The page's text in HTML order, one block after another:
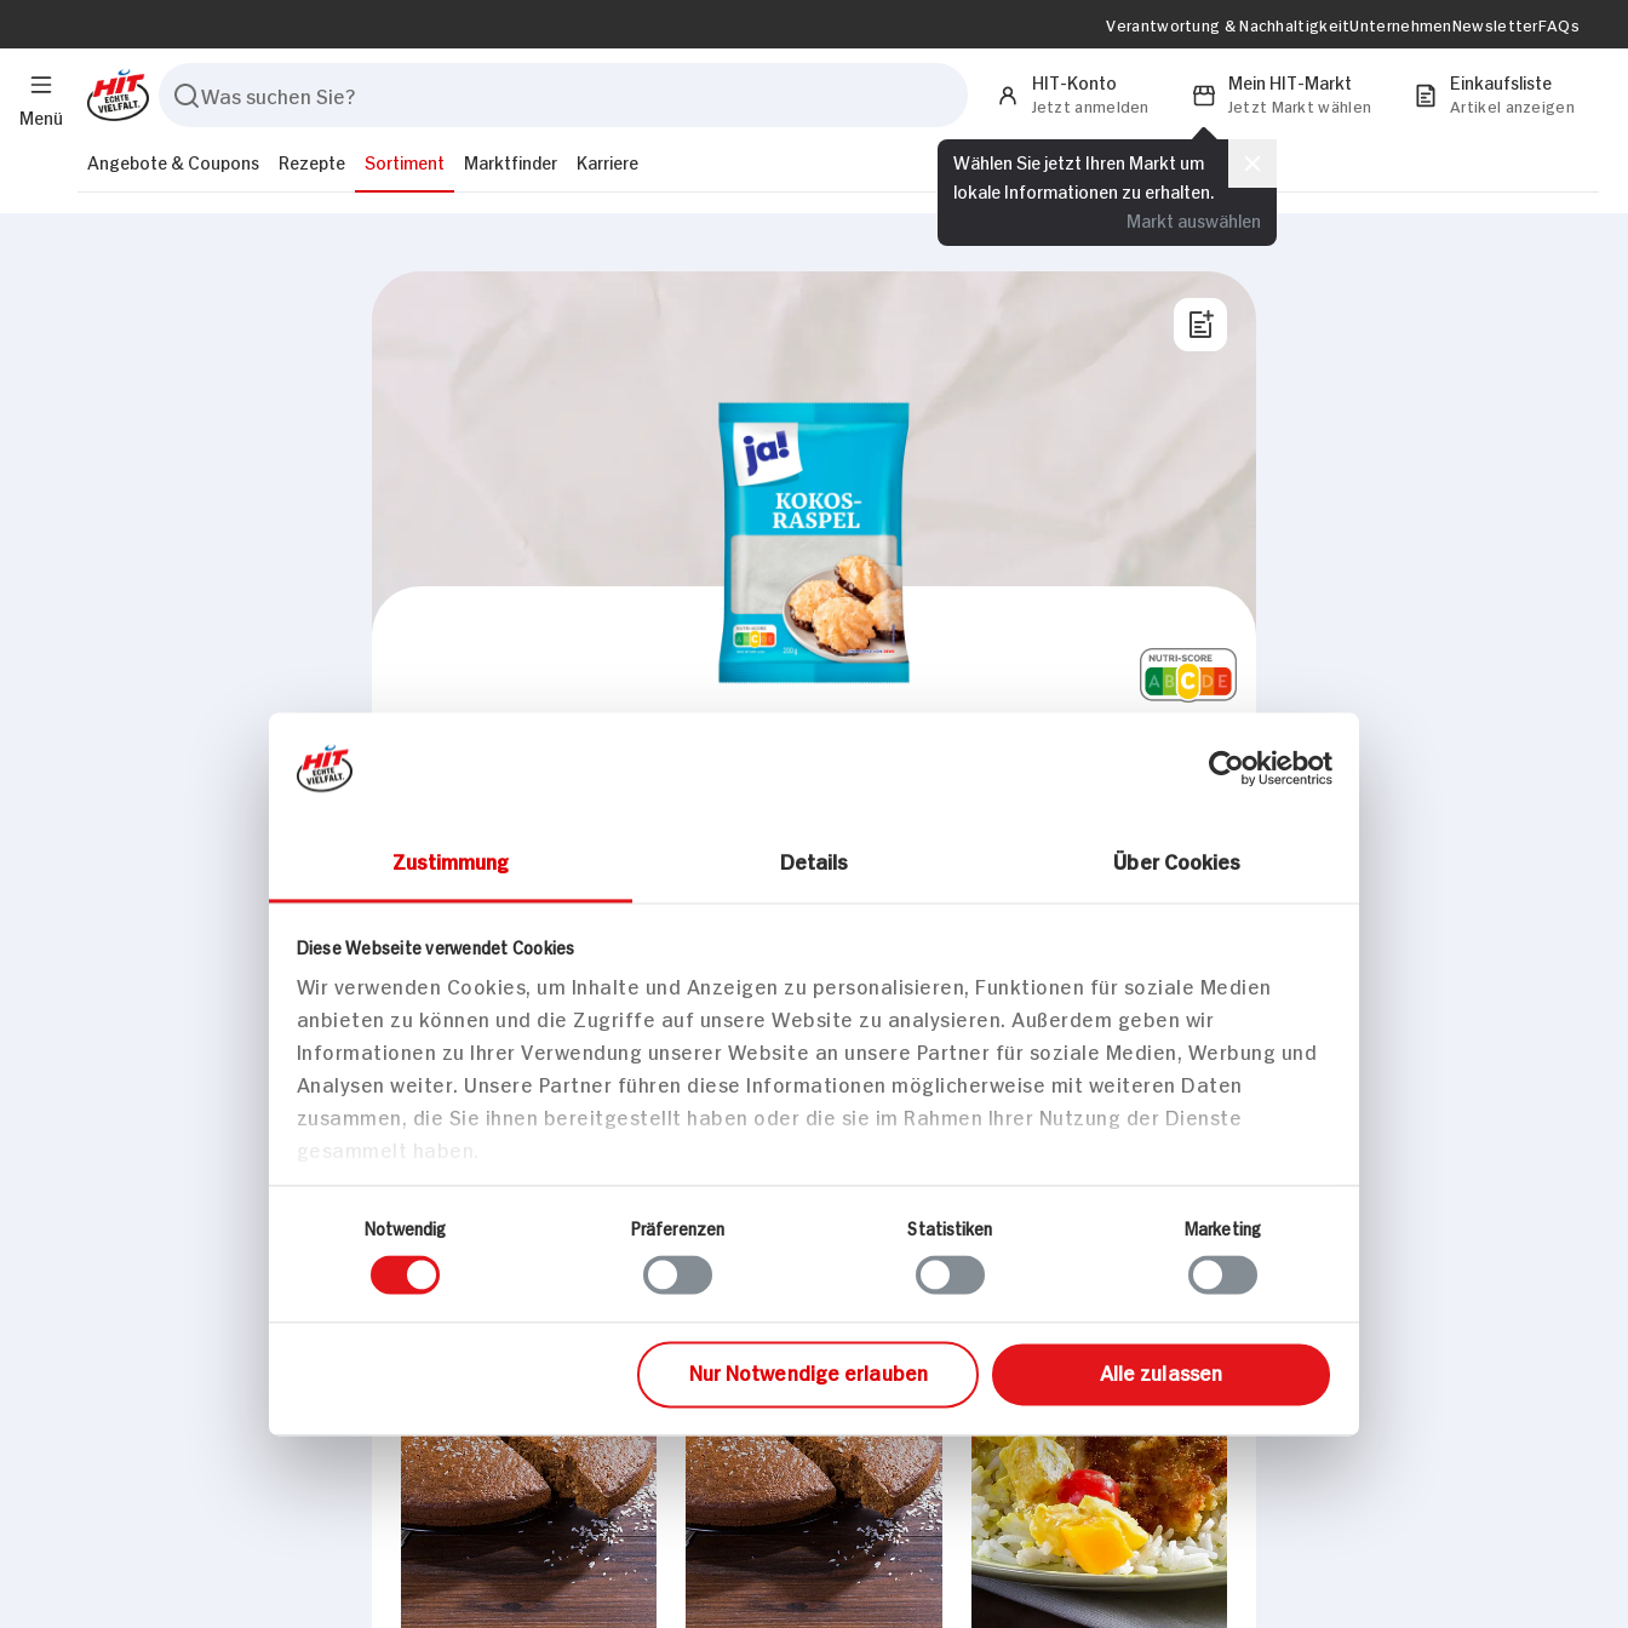
Zustimmung Details Über Cookies
Diese Webseite verwendet Cookies
Wir verwenden Cookies, um Inhalte und Anzeigen zu personalisieren, Funktionen für soziale Medien
Menü
Verantwortung & NachhaltigkeitUnternehmenNewsletterFAQs
HIT-Konto
Jetzt anmelden
Mein HIT-Markt
Jetzt Markt wählen
Wählen Sie jetzt Ihren Markt um
lokale Informationen zu erhalten.
Markt auswählen
Einkaufsliste
Artikel anzeigen
Angebote & Coupons Rezepte Sortiment Marktfinder Karriere
Zum Marktfinder
Marke
ja!
Passende Rezepte